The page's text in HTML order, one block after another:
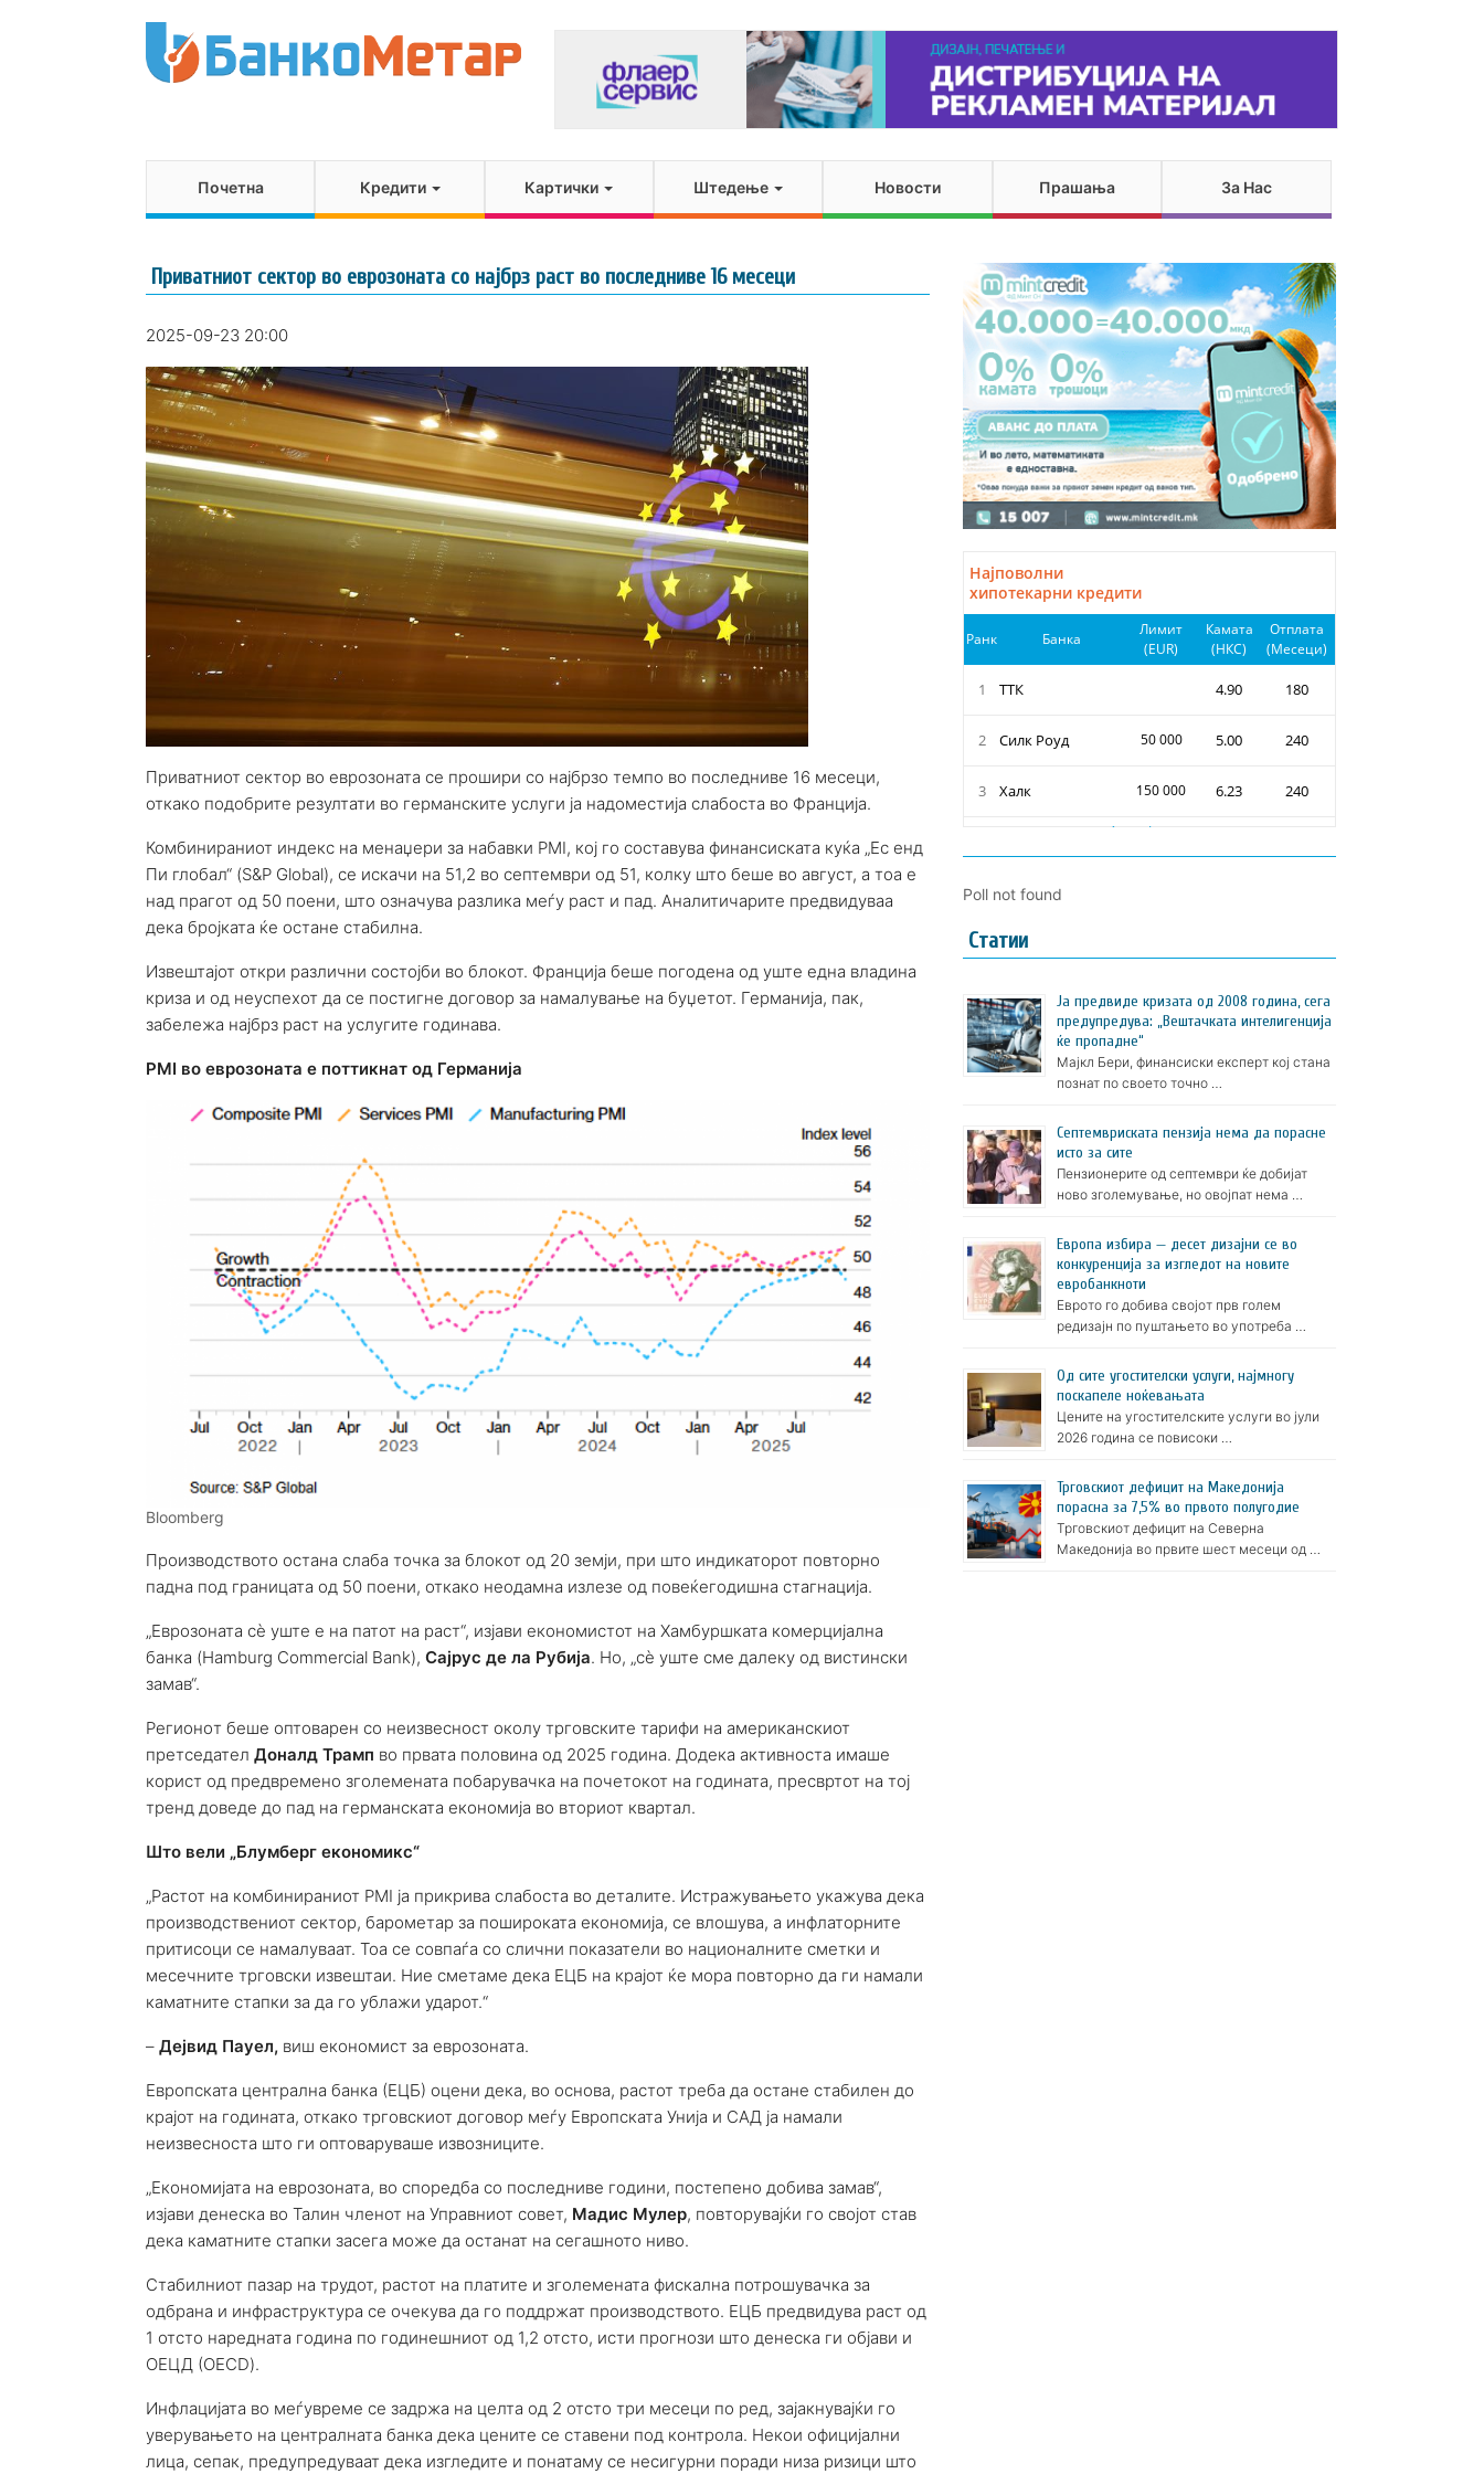
Почетна Кредити Картички Штедење Новости Прашања За Нас
Приватниот сектор во еврозоната со најбрз раст во последниве 16 месеци
2025-09-23 20:00
Приватниот сектор во еврозоната се прошири со најбрзо темпо во последниве 16 месеци,
откако подобрите резултати во германските услуги ја надоместија слабоста во Франција.
Комбинираниот индекс на менаџери за набавки PMI, кој го составува финансиската куќа „Ес енд
Пи глобал“ (S&P Global), се искачи на 51,2 во септември од 51, колку што беше во август, а тоа е
над прагот од 50 поени, што означува разлика меѓу раст и пад. Аналитичарите предвидуваа
дека бројката ќе остане стабилна.
Извештајот откри различни состојби во блокот. Франција беше погодена од уште една владина
криза и од неуспехот да се постигне договор за намалување на буџетот. Германија, пак,
забележа најбрз раст на услугите годинава.
PMI во еврозоната е поттикнат од Германија
Bloomberg
Производството остана слаба точка за блокот од 20 земји, при што индикаторот повторно
падна под границата од 50 поени, откако неодамна излезе од повеќегодишна стагнација.
„Еврозоната сè уште е на патот на раст“, изјави економистот на Хамбуршката комерцијална
банка (Hamburg Commercial Bank), Сајрус де ла Рубија. Но, „сè уште сме далеку од вистински
замав“.
Регионoт беше оптоварен со неизвесност околу трговските тарифи на американскиот
претседател Доналд Трамп во првата половина од 2025 година. Додека активноста имаше
корист од предвремено зголемената побарувачка на почетокот на годината, пресвртот на тој
тренд доведе до пад на германската економија во вториот квартал.
Што вели „Блумберг економикс“
„Растот на комбинираниот PMI ја прикрива слабоста во деталите. Истражувањето укажува дека
производствениот сектор, барометар за пошироката економија, се влошува, а инфлаторните
притисоци се намалуваат. Тоа се совпаѓа со слични показатели во националните сметки и
месечните трговски извештаи. Ние сметаме дека ЕЦБ на крајот ќе мора повторно да ги намали
каматните стапки за да го ублажи ударот.“
– Дејвид Пауел, виш економист за еврозоната.
Европската централна банка (ЕЦБ) оцени дека, во основа, растот треба да остане стабилен до
крајот на годината, откако трговскиот договор меѓу Европската Унија и САД ја намали
неизвесноста што ги оптоваруваше извозниците.
„Економијата на еврозоната, во споредба со последниве години, постепено добива замав“,
изјави денеска во Талин членот на Управниот совет, Мадис Мулер, повторувајќи го својот став
дека каматните стапки засега може да останат на сегашното ниво.
Стабилниот пазар на трудот, растот на платите и зголемената фискална потрошувачка за
одбрана и инфраструктура се очекува да го поддржат производството. ЕЦБ предвидува раст од
1 отсто наредната година по годинешниот од 1,2 отсто, исти прогнози што денеска ги објави и
ОЕЦД (OECD).
Инфлацијата во меѓувреме се задржа на целта од 2 отсто три месеци по ред, зајакнувајќи го
уверувањето на централната банка дека цените се ставени под контрола. Некои официјални
лица, сепак, предупредуваат дека изгледите и понатаму се несигурни поради низа ризици што
Poll not found
Статии
Ја предвиде кризата од 2008 година, сега
предупредува: „Вештачката интелигенција
ќе пропадне“
Мајкл Бери, финансиски експерт кој стана
познат по своето точно …
Септемвриската пензија нема да порасне
исто за сите
Пензионерите од септември ќе добијат
ново зголемување, но овојпат нема …
Европа избира — десет дизајни се во
конкуренција за изгледот на новите
евробанкноти
Еврото го добива својот прв голем
редизајн по пуштањето во употреба …
Oд сите угостителски услуги, најмногу
поскапеле ноќевањата
Цените на угостителските услуги во јули
2026 година се повисоки …
Трговскиот дефицит на Македонија
порасна за 7,5% во првото полугодие
Трговскиот дефицит на Северна
Македонија во првите шест месеци од …